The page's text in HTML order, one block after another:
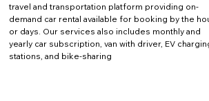
travel and transportation platform providing on-
demand car rental available for booking by the
or days. Our services also includes monthly and
yearly car subscription, van with driver, EV
stations, and bike-sharing